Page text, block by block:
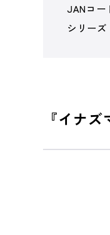
JANコー
シリーズ
『イナ